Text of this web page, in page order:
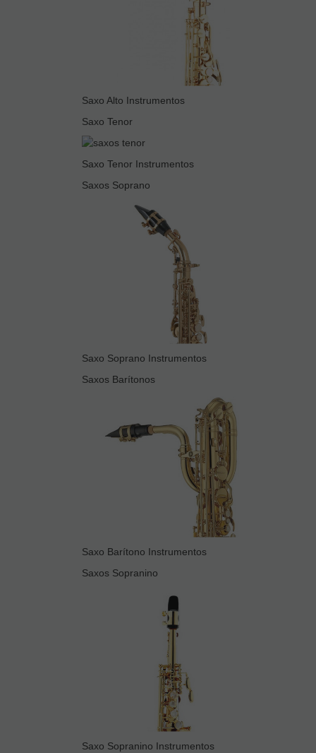
Saxo Alto Instrumentos
Saxo Tenor
Saxo Tenor Instrumentos
Saxos Soprano
Saxo Soprano Instrumentos
Saxos Barítonos
Saxo Barítono Instrumentos
Saxos Sopranino
Saxo Sopranino Instrumentos